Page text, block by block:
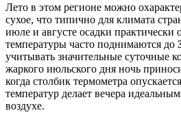
Лето в этом регионе можно
сухое, что типично для климата
июле и августе осадки практически
температуры часто поднимаются до
учитывать значительные суточные
жаркого июльского дня ночь
когда столбик термометра
температур делает вечера
воздухе.